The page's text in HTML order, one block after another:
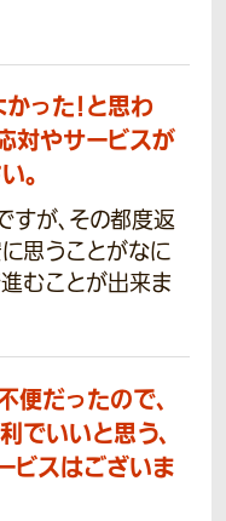
った！と思わ
対やサービスが
。
が、その都度返
思うことがなに
むことが出来ま
便だったので、
でいいと思う、
ビスはございま